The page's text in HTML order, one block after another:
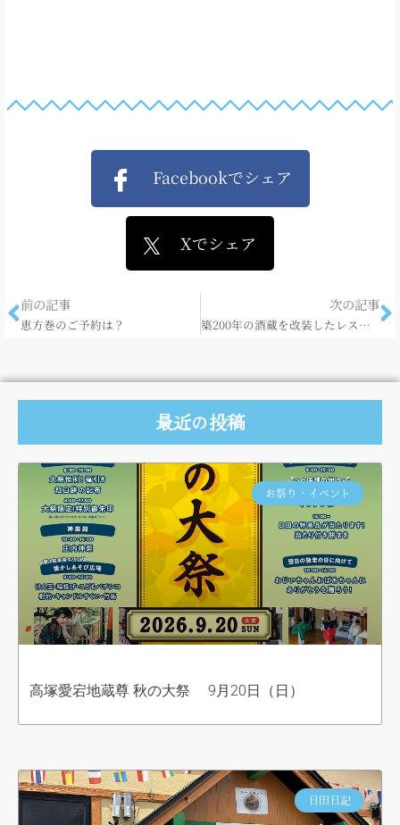
Facebookでシェア
Xでシェア
前の記事
恵方巻のご予約は？
次の記事
築200年の酒蔵を改装したレストランで、、、。
最近の投稿
お祭り・イベント
高塚愛宕地蔵尊 秋の大祭 9月20日（日）
日田日記